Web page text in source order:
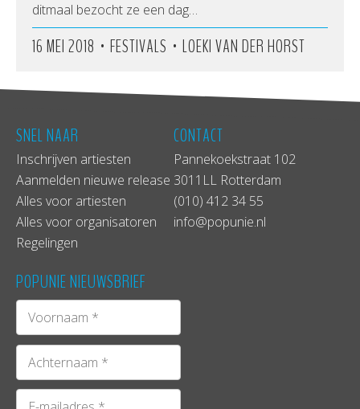
ditmaal bezocht ze een dag…
16 MEI 2018 • FESTIVALS • LOEKI VAN DER HORST
SNEL NAAR
Inschrijven artiesten
Aanmelden nieuwe release
Alles voor artiesten
Alles voor organisatoren
Regelingen
CONTACT
Pannekoekstraat 102
3011LL Rotterdam
(010) 412 34 55
info@popunie.nl
POPUNIE NIEUWSBRIEF